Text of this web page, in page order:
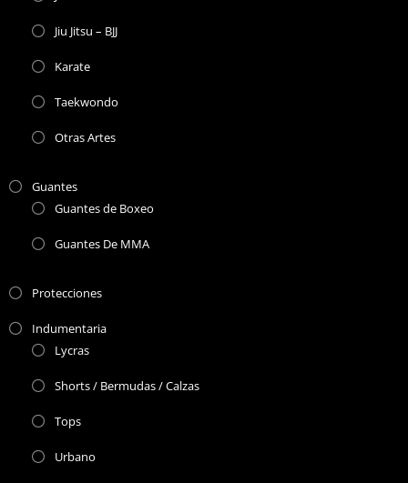
Jiu Jitsu – BJJ
Karate
Taekwondo
Otras Artes
Guantes
Guantes de Boxeo
Guantes De MMA
Protecciones
Indumentaria
Lycras
Shorts / Bermudas / Calzas
Tops
Urbano